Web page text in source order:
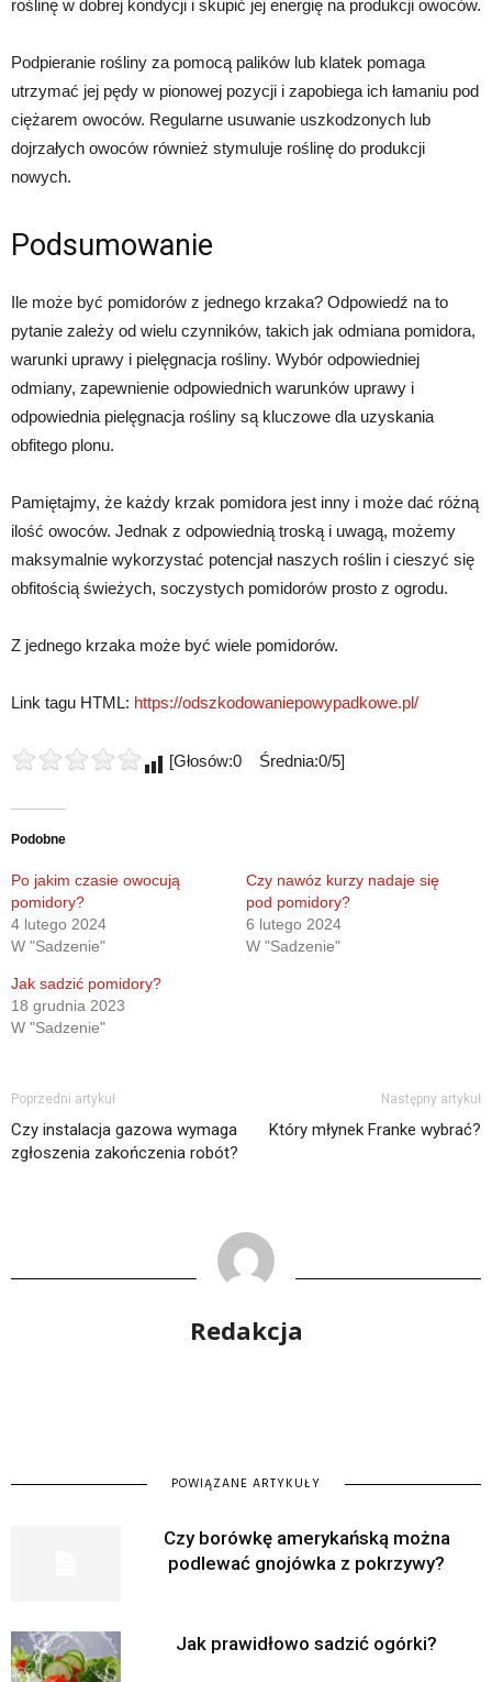
roślinę w dobrej kondycji i skupić jej energię na produkcji owoców.
Podpieranie rośliny za pomocą palików lub klatek pomaga
utrzymać jej pędy w pionowej pozycji i zapobiega ich łamaniu pod
ciężarem owoców. Regularne usuwanie uszkodzonych lub
dojrzałych owoców również stymuluje roślinę do produkcji
nowych.
Podsumowanie
Ile może być pomidorów z jednego krzaka? Odpowiedź na to
pytanie zależy od wielu czynników, takich jak odmiana pomidora,
warunki uprawy i pielęgnacja rośliny. Wybór odpowiedniej
odmiany, zapewnienie odpowiednich warunków uprawy i
odpowiednia pielęgnacja rośliny są kluczowe dla uzyskania
obfitego plonu.
Pamiętajmy, że każdy krzak pomidora jest inny i może dać różną
ilość owoców. Jednak z odpowiednią troską i uwagą, możemy
maksymalnie wykorzystać potencjał naszych roślin i cieszyć się
obfitością świeżych, soczystych pomidorów prosto z ogrodu.
Z jednego krzaka może być wiele pomidorów.
Link tagu HTML: https://odszkodowaniepowypadkowe.pl/
[Głosów:0 Średnia:0/5]
Podobne
Po jakim czasie owocują
pomidory?
4 lutego 2024
W "Sadzenie"
Czy nawóz kurzy nadaje się
pod pomidory?
6 lutego 2024
W "Sadzenie"
Jak sadzić pomidory?
18 grudnia 2023
W "Sadzenie"
Poprzedni artykuł
Czy instalacja gazowa wymaga
zgłoszenia zakończenia robót?
Następny artykuł
Który młynek Franke wybrać?
Redakcja
POWIĄZANE ARTYKUŁY
Czy borówkę amerykańską można
podlewać gnojówka z pokrzywy?
Jak prawidłowo sadzić ogórki?